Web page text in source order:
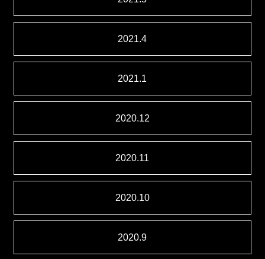
2021.4
2021.1
2020.12
2020.11
2020.10
2020.9